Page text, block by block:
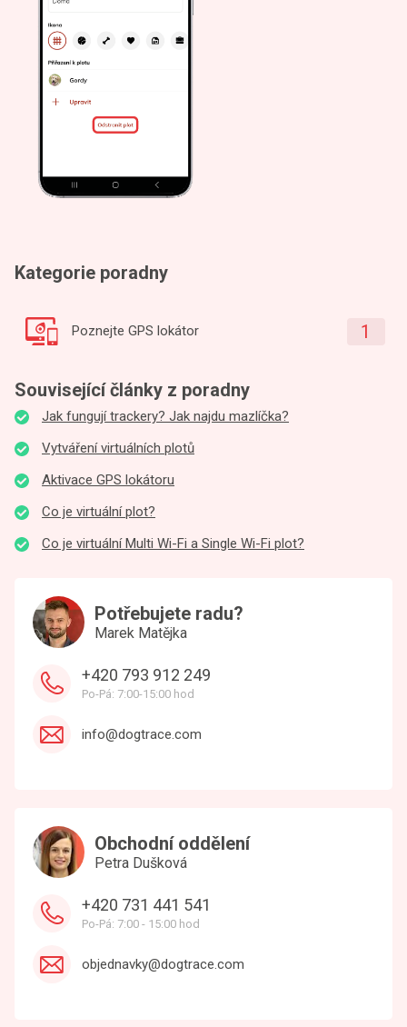
Kategorie poradny
Poznejte GPS lokátor 1
Související články z poradny
Jak fungují trackery? Jak najdu mazlíčka?
Vytváření virtuálních plotů
Aktivace GPS lokátoru
Co je virtuální plot?
Co je virtuální Multi Wi-Fi a Single Wi-Fi plot?
Potřebujete radu?
Marek Matějka
+420 793 912 249
Po-Pá: 7:00-15:00 hod
info@dogtrace.com
Obchodní oddělení
Petra Dušková
+420 731 441 541
Po-Pá: 7:00 - 15:00 hod
objednavky@dogtrace.com